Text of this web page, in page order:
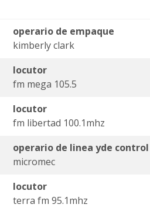
operario de empaque
kimberly clark
locutor
fm mega 105.5
locutor
fm libertad 100.1mhz
operario de linea yde
micromec
locutor
terra fm 95.1mhz